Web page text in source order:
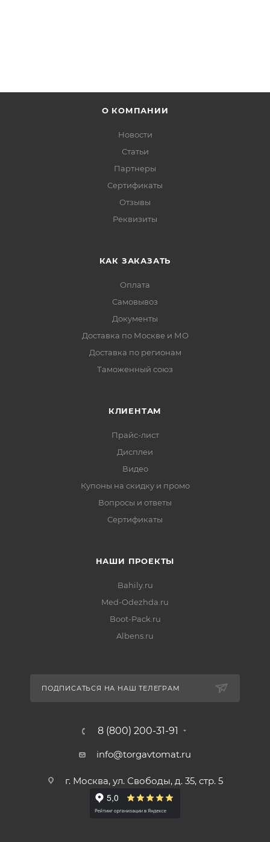
О КОМПАНИИ
Новости
Статьи
Партнеры
Сертификаты
Отзывы
Реквизиты
КАК ЗАКАЗАТЬ
Оплата
Самовывоз
Документы
Доставка по Москве и МО
Доставка по регионам
Таможенный союз
КЛИЕНТАМ
Прайс-лист
Дисплеи
Видео
Купоны на скидку и промо
Вопросы и ответы
Сертификаты
НАШИ ПРОЕКТЫ
Bahily.ru
Med-Odezhda.ru
Boot-Pack.ru
Albens.ru
ПОДПИСАТЬСЯ НА НАШ ТЕЛЕГРАМ
8 (800) 200-31-91
info@torgavtomat.ru
г. Москва, ул. Свободы, д. 35, стр. 5